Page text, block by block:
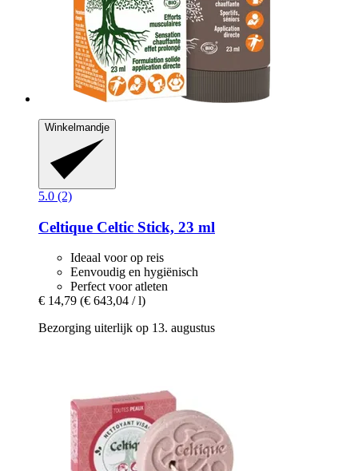
Winkelmandje
5.0 (2)
Celtique Celtic Stick, 23 ml
Ideaal voor op reis
Eenvoudig en hygiënisch
Perfect voor atleten
€ 14,79 (€ 643,04 / l)
Bezorging uiterlijk op 13. augustus